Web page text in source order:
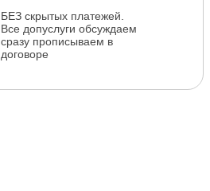
БЕЗ скрытых платежей.
Все допуслуги обсуждаем
сразу прописываем в
договоре